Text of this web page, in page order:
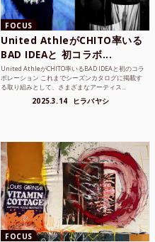
FOCUS
United AthleがCHITO率いる
BAD IDEAと 初コラボ...
United AthleがCHITO率いるBAD IDEAと初のコラ
ボレーション これまでシーズンカタログに掲載す
る取り組みとして、さまざまなアーティス...
2025.3.14 ヒラバヤシ
FOCUS